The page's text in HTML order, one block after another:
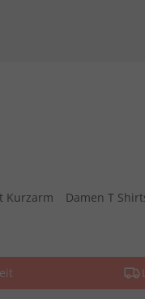
Kurzarm
Damen T